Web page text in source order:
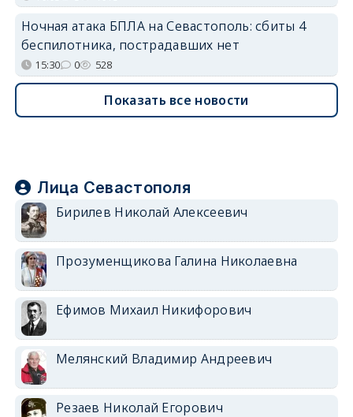
Ночная атака БПЛА на Севастополь: сбиты 4
беспилотника, пострадавших нет
15:30 0 528
Показать все новости
Лица Севастополя
Бирилев Николай Алексеевич
Прозуменщикова Галина Николаевна
Ефимов Михаил Никифорович
Мелянский Владимир Андреевич
Резаев Николай Егорович